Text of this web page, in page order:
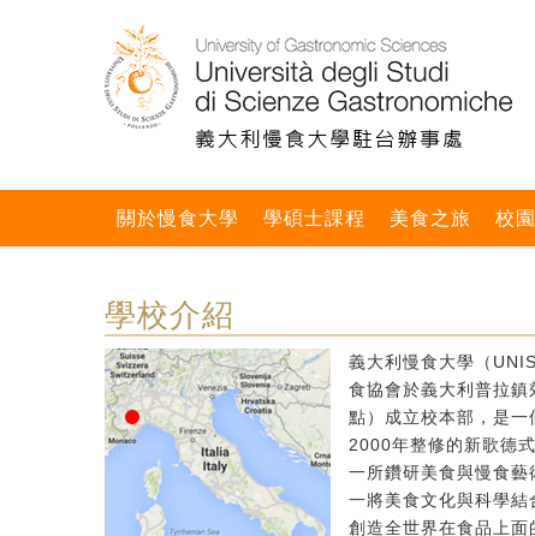
關於慢食大學 學碩士課程 美食之旅 校
學校介紹
義大利慢食大學（
食協會於義大利普拉
點）成立校本部，是
2000年整修的新歌德
一所鑽研美食與慢食
一將美食文化與科學
創造全世界在食品上面